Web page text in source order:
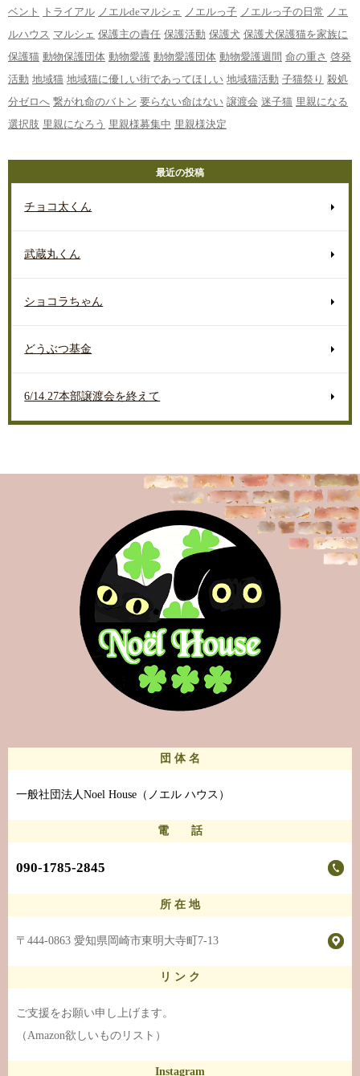
ベント
トライアル ノエルdeマルシェ ノエルっ子 ノエルっ子の日常 ノエ
ルハウス マルシェ 保護主の責任 保護活動 保護犬 保護犬保護猫を家族に
保護猫 動物保護団体 動物愛護 動物愛護団体 動物愛護週間 命の重さ 啓発
活動 地域猫 地域猫に優しい街であってほしい 地域猫活動 子猫祭り 殺処
分ゼロへ 繋がれ命のバトン 要らない命はない 譲渡会 迷子猫 里親になる
選択肢 里親になろう 里親様募集中 里親様決定
最近の投稿
チョコ太くん
武蔵丸くん
ショコラちゃん
どうぶつ基金
6/14.27本部譲渡会を終えて
団 体 名
一般社団法人Noel House（ノエル ハウス）
電 話
090-1785-2845
所 在 地
〒444-0863 愛知県岡崎市東明大寺町7-13
リ ン ク
ご支援をお願い申し上げます。
（Amazon欲しいものリスト）
Instagram